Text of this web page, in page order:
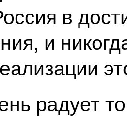
в
и
радует